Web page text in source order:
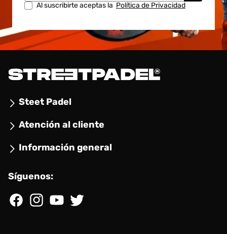
Al suscribirte aceptas la Política de Privacidad
Steet Padel
Atención al cliente
Información general
Síguenos:
FacebookInstagramYouTubeTwitter